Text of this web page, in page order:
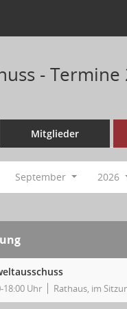
- Termine
Mitglieder
September 2026
18:00 Uhr Rathaus, im